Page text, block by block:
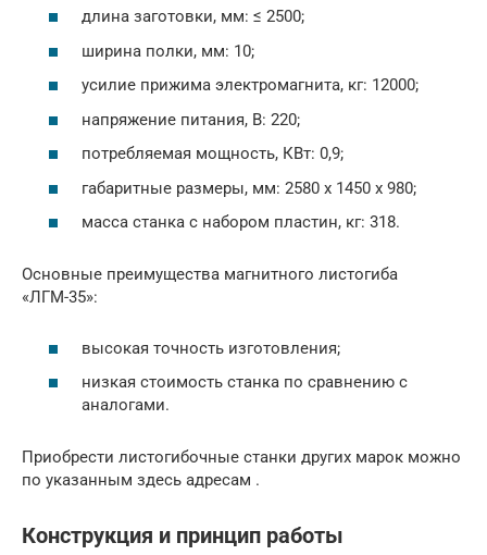
длина заготовки, мм: ≤ 2500;
ширина полки, мм: 10;
усилие прижима электромагнита, кг: 12000;
напряжение питания, В: 220;
потребляемая мощность, КВт: 0,9;
габаритные размеры, мм: 2580 х 1450 х 980;
масса станка с набором пластин, кг: 318.
Основные преимущества магнитного листогиба
«ЛГМ-35»:
высокая точность изготовления;
низкая стоимость станка по сравнению с
аналогами.
Приобрести листогибочные станки других марок можно
по указанным здесь адресам .
Конструкция и принцип работы